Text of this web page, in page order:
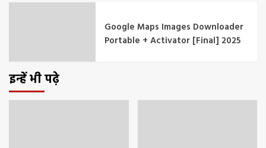
Google Maps Images Downloader
Portable + Activator [Final] 2025
इन्हें भी पढ़े